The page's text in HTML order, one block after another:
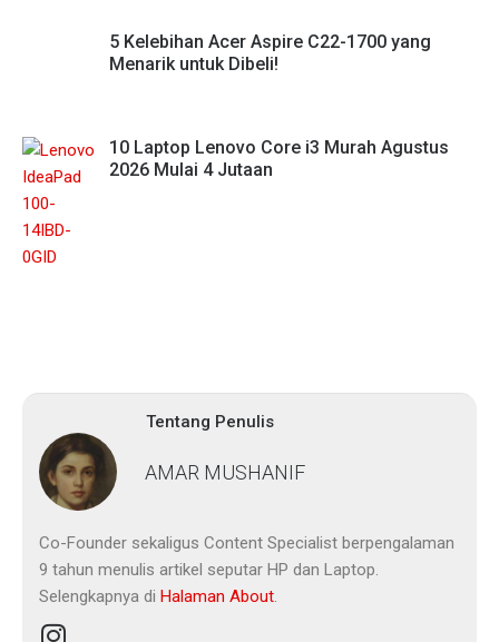
Tentang Penulis
5 Kelebihan Acer Aspire C22-1700 yang
Menarik untuk Dibeli!
10 Laptop Lenovo Core i3 Murah Agustus
2026 Mulai 4 Jutaan
AMAR MUSHANIF
Co-Founder sekaligus Content Specialist berpengalaman
9 tahun menulis artikel seputar HP dan Laptop.
Selengkapnya di Halaman About